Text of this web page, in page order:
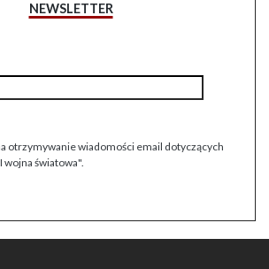
NEWSLETTER
otrzymywanie wiadomości email dotyczących
wojna światowa".